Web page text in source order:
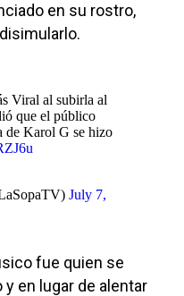
en su rostro,
Viral al subirla al
que el público
de Karol G se hizo
July 7,
fue quien se
en lugar de alentar